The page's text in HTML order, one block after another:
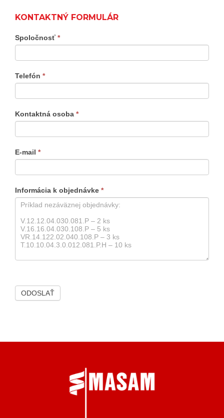
KONTAKTNÝ FORMULÁR
Kontaktný
formulár
produkty
Spoločnosť *
Telefón *
Kontaktná osoba *
E-mail *
Informácia k objednávke *
ODOSLAŤ